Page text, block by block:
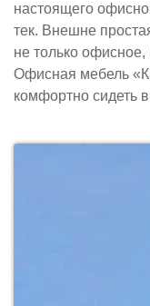
настоящего
тек. Внешне
не только
Офисная мебель
комфортно сидеть